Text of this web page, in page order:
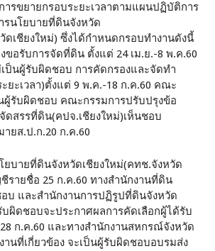
ารขยายกรอบระยะเวลาตามแผนปฏิบัติการ
นโยบายที่ดินจังหวัด
ดเชียงใหม่) ซึ่งได้กำหนดกรอบทำงานดังนี้
ขอรับการจัดที่ดิน ตั้งแต่ 24 เม.ย.-8 พ.ค.60
เป็นผู้รับผิดชอบ การคัดกรองและจัดทำ
ยะเวลา)ตั้งแต่ 9 พ.ค.-18 ก.ค.60 คณะ
ผู้รับผิดชอบ คณะกรรมการปรับปรุงข้อ
ดสรรที่ดิน(คปจ.เชียงใหม่)เห็นชอบ
ยส.ป.ก.20 ก.ค.60
บายที่ดินจังหวัดเชียงใหม่(คทช.จังหวัด
รายชื่อ 25 ก.ค.60 ทางสำนักงานที่ดิน
บ และสำนักงานการปฏิรูปที่ดินจังหวัด
บผิดชอบจะประกาศผลการคัดเลือกผู้ได้รับ
ก.ค.60 และทางสำนักงานสหกรณ์จังหวัด
านที่เกี่ยวข้อง จะเป็นผู้รับผิดชอบอบรมส่ง